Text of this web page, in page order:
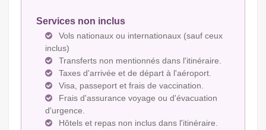
Services non inclus
Vols nationaux ou internationaux (sauf ceux
inclus)
Transferts non mentionnés dans l'itinéraire.
Taxes d'arrivée et de départ à l'aéroport.
Visa, passeport et frais de vaccination.
Frais d'assurance voyage ou d'évacuation
d'urgence.
Hôtels et repas non inclus dans l'itinéraire.